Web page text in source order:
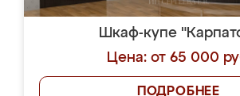
Шкаф-купе
Цена: от 65 000
ПОДРОБНЕЕ